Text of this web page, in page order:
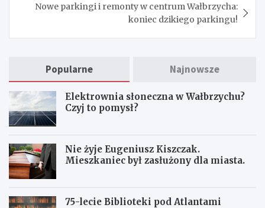
Nowe parkingi i remonty w centrum Wałbrzycha:
koniec dzikiego parkingu!
Popularne Najnowsze
Elektrownia słoneczna w Wałbrzychu?
Czyj to pomysł?
Nie żyje Eugeniusz Kiszczak.
Mieszkaniec był zasłużony dla miasta.
75-lecie Biblioteki pod Atlantami